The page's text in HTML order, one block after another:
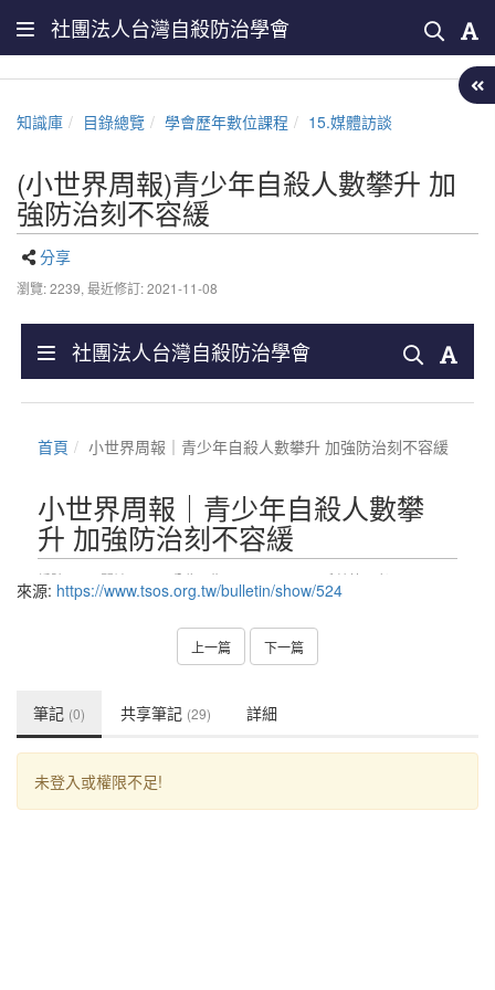
社團法人台灣自殺防治學會
知識庫 目錄總覽 學會歷年數位課程 15.媒體訪談
(小世界周報)青少年自殺人數攀升 加
強防治刻不容緩
分享
瀏覽: 2239, 最近修訂: 2021-11-08
來源: https://www.tsos.org.tw/bulletin/show/524
上一篇 下一篇
筆記 (0) 共享筆記 (29) 詳細
未登入或權限不足!